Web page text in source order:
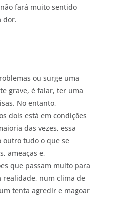
fará muito sentido
dor.
ou surge uma
grave, é falar, ter uma
No entanto,
dois está em condições
das vezes, essa
outro tudo o que se
ameaças e,
que passam muito para
realidade, num clima de
tenta agredir e magoar